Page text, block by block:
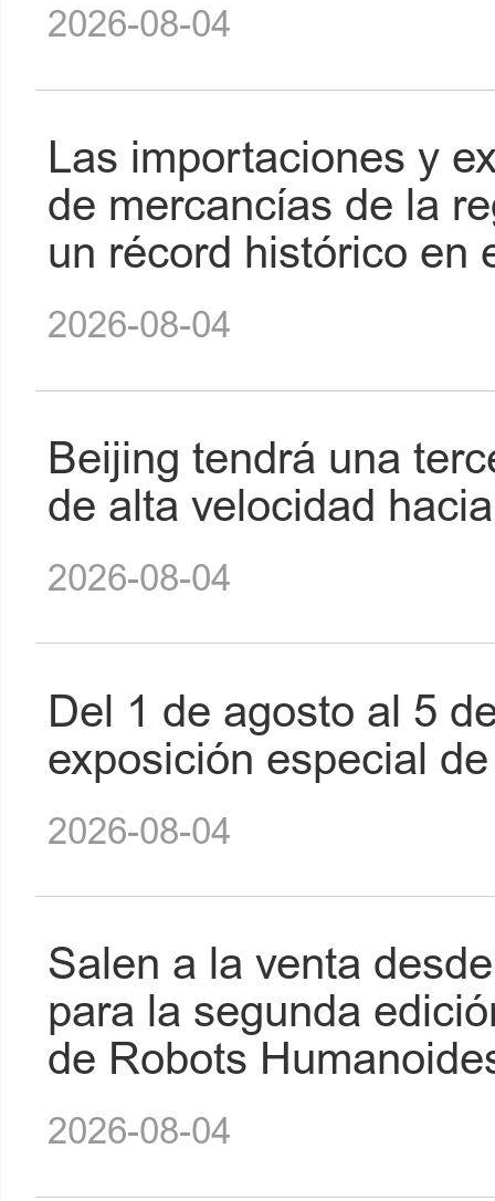
2026-08-04
Las importaciones y
de mercancías de la
un récord histórico en
2026-08-04
Beijing tendrá una
de alta velocidad
2026-08-04
Del 1 de agosto al 5
exposición especial
2026-08-04
Salen a la venta
para la segunda
de Robots
2026-08-04